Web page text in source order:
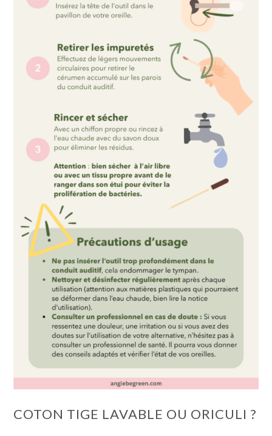
COTON TIGE LAVABLE OU ORICULI ?